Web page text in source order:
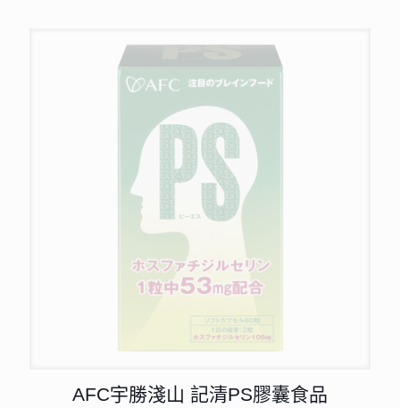
AFC宇勝淺山 記清PS膠囊食品